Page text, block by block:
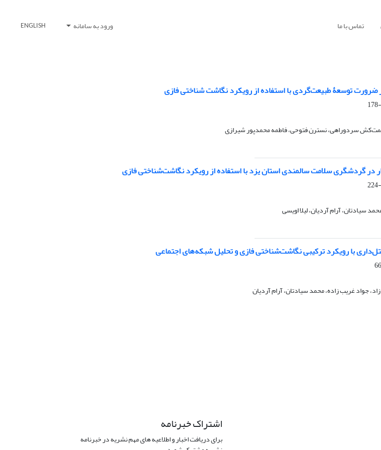
تماس با ما ورود به سامانه ENGLISH
ضرورت توسعۀ طبیعت‌گردی با استفاده از رویکرد نگاشت شناختی فازی
سردوراهی، نسترن فتوحی، فاطمه محمدپور شیرازی
در گردشگری سلامت سالمندی استان یزد با استفاده از رویکرد نگاشت‌شناختی فازی
آرام آردیان، لیلا اویسی
با رویکرد ترکیبی نگاشت‌‌شناختی فازی و تحلیل شبکه‌های اجتماعی
جواد غریب زاده، محمد سیادتان، آرام آردیان
اشتراک خبرنامه
برای دریافت اخبار و اطلاعیه های مهم نشریه در خبرنامه